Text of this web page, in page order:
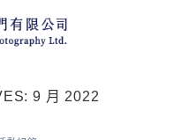
9 月 2022